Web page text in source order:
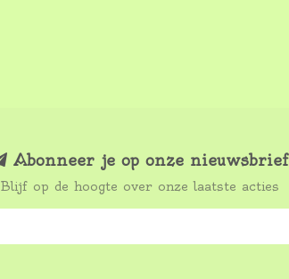
Abonneer je op onze nieuwsbrief
Blijf op de hoogte over onze laatste acties